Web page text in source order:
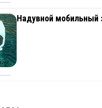
Надувной мобильный